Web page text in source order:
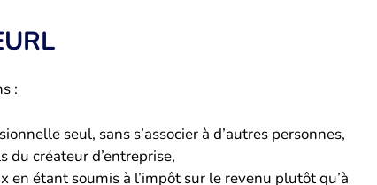
:
seul, sans s’associer à d’autres personnes,
du créateur d’entreprise,
étant soumis à l’impôt sur le revenu plutôt qu’à